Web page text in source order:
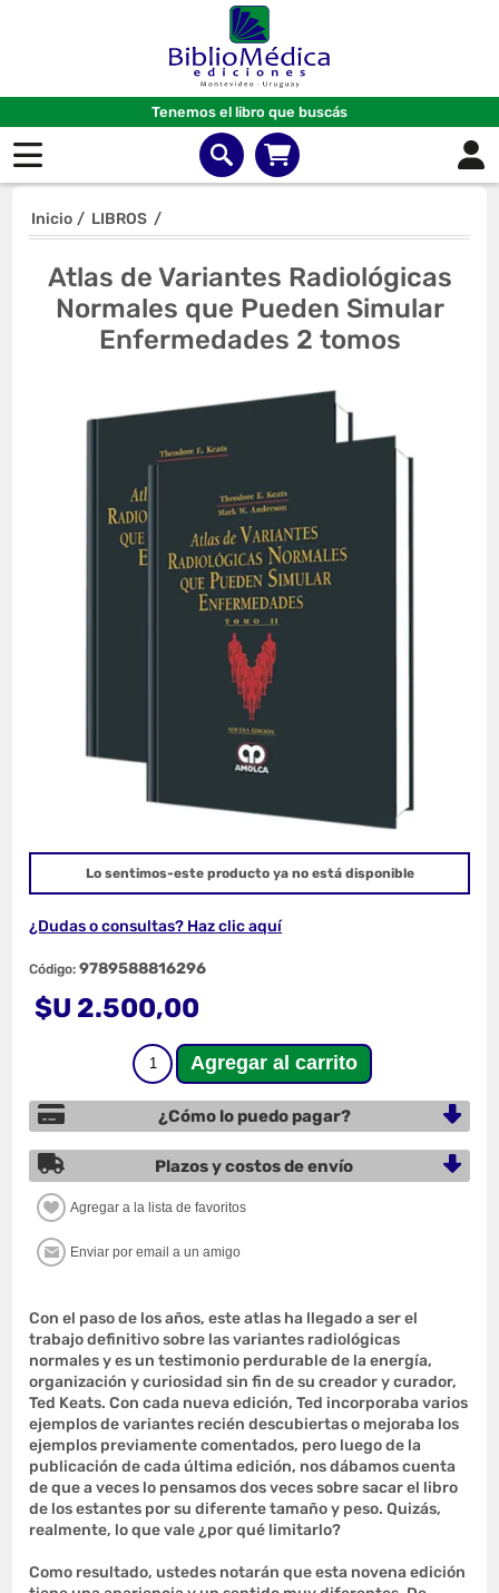
Tenemos el libro que buscás
Inicio / LIBROS /
Atlas de Variantes Radiológicas
Normales que Pueden Simular
Enfermedades 2 tomos
Lo sentimos-este producto ya no está disponible
¿Dudas o consultas? Haz clic aquí
Código: 9789588816296
$U 2.500,00
¿Cómo lo puedo pagar?
Plazos y costos de envío
Con el paso de los años, este atlas ha llegado a ser el
trabajo definitivo sobre las variantes radiológicas
normales y es un testimonio perdurable de la energía,
organización y curiosidad sin fin de su creador y curador,
Ted Keats. Con cada nueva edición, Ted incorporaba varios
ejemplos de variantes recién descubiertas o mejoraba los
ejemplos previamente comentados, pero luego de la
publicación de cada última edición, nos dábamos cuenta
de que a veces lo pensamos dos veces sobre sacar el libro
de los estantes por su diferente tamaño y peso. Quizás,
realmente, lo que vale ¿por qué limitarlo?
Como resultado, ustedes notarán que esta novena edición